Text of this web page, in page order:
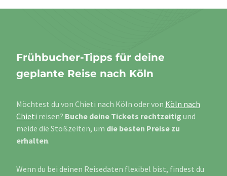
Frühbucher-Tipps für deine
geplante Reise nach Köln
Möchtest du von Chieti nach Köln oder von Köln nach
Chieti reisen? Buche deine Tickets rechtzeitig und
meide die Stoßzeiten, um die besten Preise zu
erhalten.
Wenn du bei deinen Reisedaten flexibel bist, findest du